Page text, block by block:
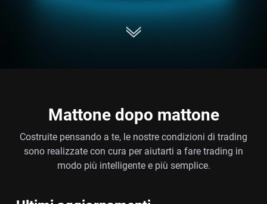
Mattone dopo mattone
Costruite pensando a te, le nostre condizioni di trading
sono realizzate con cura per aiutarti a fare trading in
modo più intelligente e più semplice.